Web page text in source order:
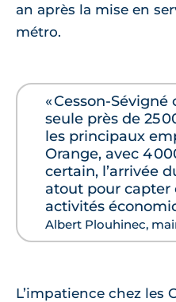
an après la mise en
métro.
« Cesson-
seule près de 25
les principaux
Orange, avec 4
certain, l’arrivée
atout pour capter
activités
Albert Plouhinec,
L’impatience chez les